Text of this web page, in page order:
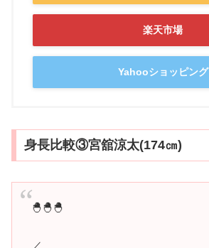
楽天市場
Yahooショッピング
身長比較③宮舘涼太(174㎝)
🐣🐣🐣